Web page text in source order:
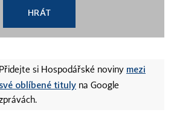
HRÁT
Přidejte si Hospodářské noviny mezi
své oblíbené tituly na Google